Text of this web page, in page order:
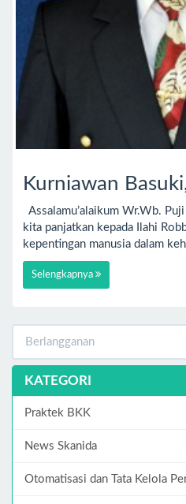
Kurniawan
Assalamu’alaikum Wr.Wb.
kita panjatkan kepada Ilahi
kepentingan manusia dalam
Selengkapnya
KATEGORI
Praktek BKK
News Skanida
Otomatisasi dan Tata Kelola